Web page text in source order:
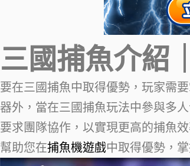
三國捕魚介紹
要在三國捕魚中取得優勢，玩家需
器外，當在三國捕魚玩法中參與多
要求團隊協作，以實現更高的捕魚
幫助您在捕魚機遊戲中取得優勢，